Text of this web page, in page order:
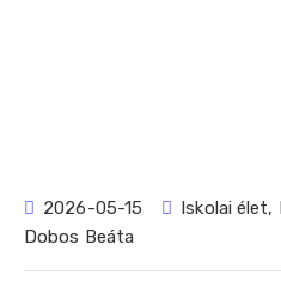
2026-05-15 Iskolai élet,
Dobos Beáta